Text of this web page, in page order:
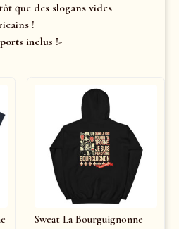
que des slogans vides
!
inclus !-
Sweat La Bourguignonne